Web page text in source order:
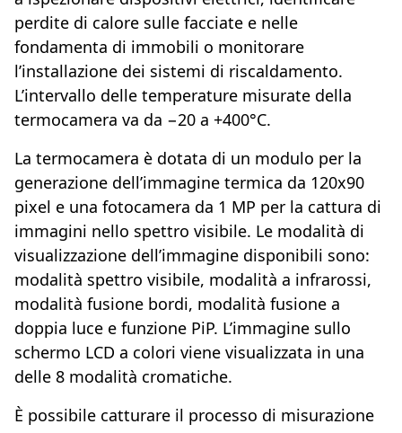
perdite di calore sulle facciate e nelle
fondamenta di immobili o monitorare
l’installazione dei sistemi di riscaldamento.
L’intervallo delle temperature misurate della
termocamera va da −20 a +400°C.
La termocamera è dotata di un modulo per la
generazione dell’immagine termica da 120x90
pixel e una fotocamera da 1 MP per la cattura di
immagini nello spettro visibile. Le modalità di
visualizzazione dell’immagine disponibili sono:
modalità spettro visibile, modalità a infrarossi,
modalità fusione bordi, modalità fusione a
doppia luce e funzione PiP. L’immagine sullo
schermo LCD a colori viene visualizzata in una
delle 8 modalità cromatiche.
È possibile catturare il processo di misurazione